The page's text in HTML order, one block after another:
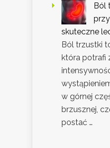
Ból
skuteczne
Ból trzustki
która potrafi
w górnej
brzusznej,
postać …